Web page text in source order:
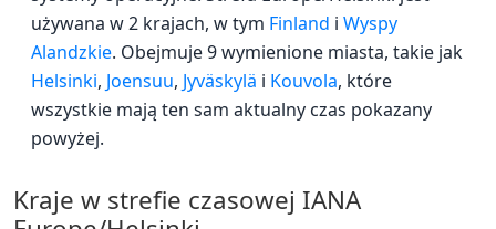
używana w 2 krajach, w tym Finland i Wyspy
Alandzkie. Obejmuje 9 wymienione miasta, takie jak
Helsinki, Joensuu, Jyväskylä i Kouvola, które
wszystkie mają ten sam aktualny czas pokazany
powyżej.
Kraje w strefie czasowej IANA